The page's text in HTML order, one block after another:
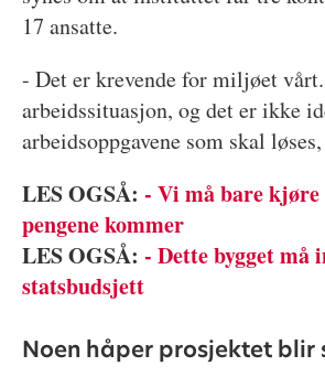
17 ansatte.
- Det er krevende for miljøet
arbeidssituasjon, og det er ikke
arbeidsoppgavene som skal
LES OGSÅ: - Vi må bare kjøre
pengene kommer
LES OGSÅ: - Dette bygget må
statsbudsjett
Noen håper prosjektet blir